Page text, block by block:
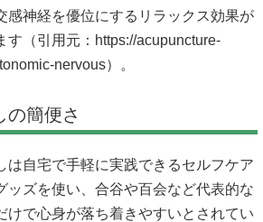
感神経を優位にするリラックス効果が
す（引用元： https://acupuncture-
nervous）。
の簡便さ
は自宅で手軽に実践できるセルフケア
ッズを使い、合谷や百会など代表的な
けで心身が落ち着きやすいとされてい